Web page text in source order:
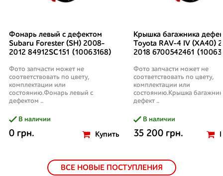
Фонарь левый с дефектом
Subaru Forester (SH) 2008-
2012 84912SC151 (10063168)
Фото запчасти может не
соответствовать по цвету,
комплектации или
состоянию.Фонарь левый с
дефектом ..
В наличии
0 грн. Купить
Крышка багажника
Toyota RAV-4 IV (XA40)
2018 6700542461
Фото запчасти может не
соответствовать по цвету,
комплектации или
состоянию.Крышка
дефект ..
В наличии
35 200 грн.
ВСЕ НОВЫЕ ПОСТУПЛЕНИЯ